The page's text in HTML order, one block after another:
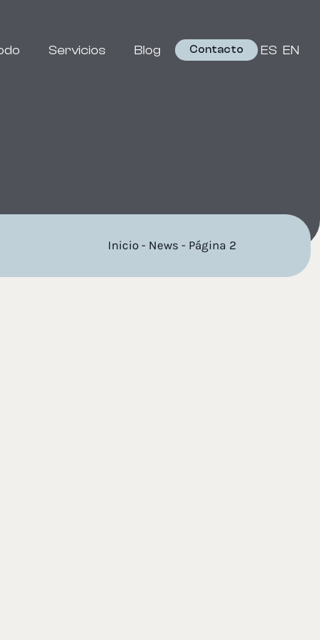
Servicios Blog Contacto ES EN
Inicio- News - Página 2